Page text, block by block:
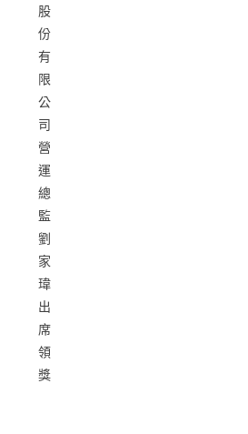
股
份
有
限
公
司
營
運
總
監
劉
家
瑋
出
席
領
獎